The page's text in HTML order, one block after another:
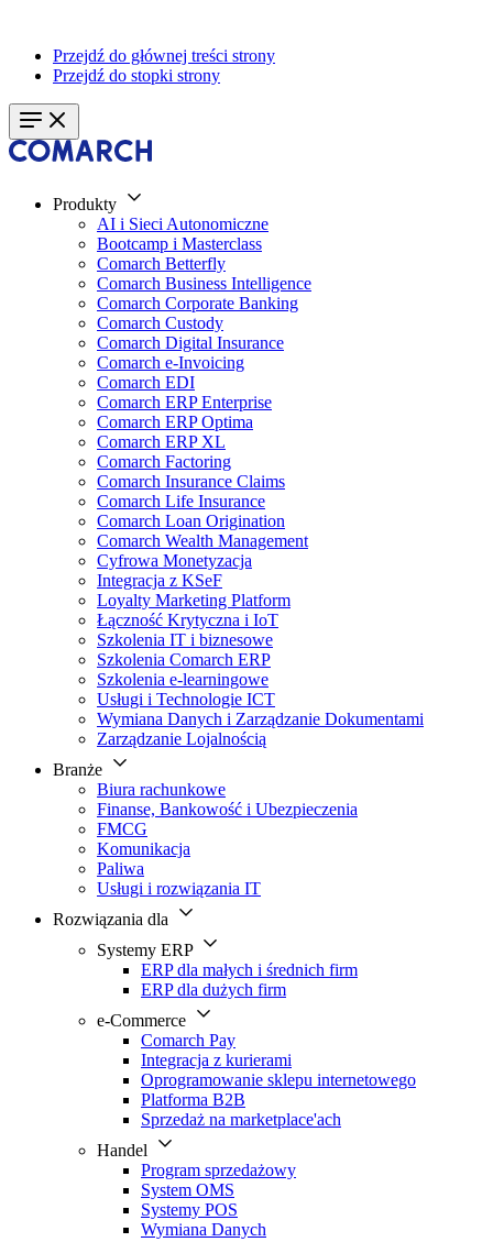
Przejdź do głównej treści strony
Przejdź do stopki strony
Produkty
AI i Sieci Autonomiczne
Bootcamp i Masterclass
Comarch Betterfly
Comarch Business Intelligence
Comarch Corporate Banking
Comarch Custody
Comarch Digital Insurance
Comarch e-Invoicing
Comarch EDI
Comarch ERP Enterprise
Comarch ERP Optima
Comarch ERP XL
Comarch Factoring
Comarch Insurance Claims
Comarch Life Insurance
Comarch Loan Origination
Comarch Wealth Management
Cyfrowa Monetyzacja
Integracja z KSeF
Loyalty Marketing Platform
Łączność Krytyczna i IoT
Szkolenia IT i biznesowe
Szkolenia Comarch ERP
Szkolenia e-learningowe
Usługi i Technologie ICT
Wymiana Danych i Zarządzanie Dokumentami
Zarządzanie Lojalnością
Branże
Biura rachunkowe
Finanse, Bankowość i Ubezpieczenia
FMCG
Komunikacja
Paliwa
Usługi i rozwiązania IT
Rozwiązania dla
Systemy ERP
ERP dla małych i średnich firm
ERP dla dużych firm
e-Commerce
Comarch Pay
Integracja z kurierami
Oprogramowanie sklepu internetowego
Platforma B2B
Sprzedaż na marketplace'ach
Handel
Program sprzedażowy
System OMS
Systemy POS
Wymiana Danych